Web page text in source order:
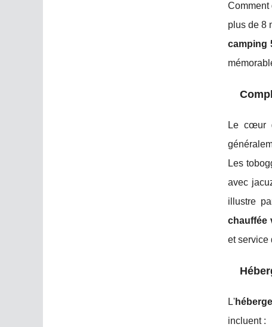
plus de 8
camping
Le cœur
Les
avec
illustre
chauffée
et service
L'
incluent :